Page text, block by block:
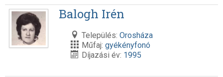
Balogh Irén
Település: Orosháza
Műfaj: gyékényfonó
Díjazási év: 1995